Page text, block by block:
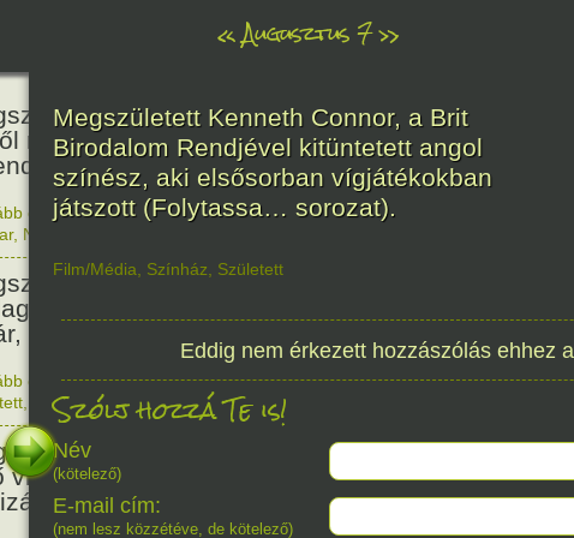
«Augusztus 7»
Báthori Erzsébet,
rémséges és kegyetlen
éltek.
466
olvasom|Nincs hozzászólás, szólj hozzá!
, Nő
Kondor Gusztáv
matematikus, egyetemi
akadémikus.
201
olvasom|Nincs hozzászólás, szólj hozzá!
Technika, Magyar
Mata Hari, a híres
világháborús táncosnő,
és kém.
150
Megszületett Kenneth Connor, a Brit
Birodalom Rendjével kitüntetett angol
színész, aki elsősorban vígjátékokban
játszott (Folytassa… sorozat).
Film/Média Színház Született
Eddig nem érkezett hozzászólás ehhez
Szólj hozzá Te is!
Név
(kötelező)
E-mail cím:
(nem lesz közzétéve, de kötelező)